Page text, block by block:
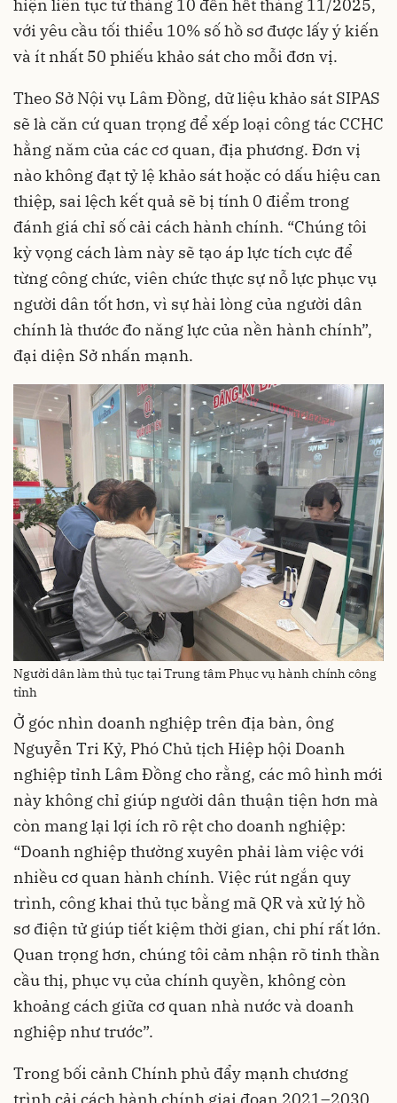
hiện liên tục từ tháng 10 đến hết tháng 11/2025,
với yêu cầu tối thiểu 10% số hồ sơ được lấy ý kiến
và ít nhất 50 phiếu khảo sát cho mỗi đơn vị.
Theo Sở Nội vụ Lâm Đồng, dữ liệu khảo sát SIPAS
sẽ là căn cứ quan trọng để xếp loại công tác CCHC
hằng năm của các cơ quan, địa phương. Đơn vị
nào không đạt tỷ lệ khảo sát hoặc có dấu hiệu can
thiệp, sai lệch kết quả sẽ bị tính 0 điểm trong
đánh giá chỉ số cải cách hành chính. “Chúng tôi
kỳ vọng cách làm này sẽ tạo áp lực tích cực để
từng công chức, viên chức thực sự nỗ lực phục vụ
người dân tốt hơn, vì sự hài lòng của người dân
chính là thước đo năng lực của nền hành chính”,
đại diện Sở nhấn mạnh.
Người dân làm thủ tục tại Trung tâm Phục vụ hành chính công
tỉnh
Ở góc nhìn doanh nghiệp trên địa bàn, ông
Nguyễn Tri Kỷ, Phó Chủ tịch Hiệp hội Doanh
nghiệp tỉnh Lâm Đồng cho rằng, các mô hình mới
này không chỉ giúp người dân thuận tiện hơn mà
còn mang lại lợi ích rõ rệt cho doanh nghiệp:
“Doanh nghiệp thường xuyên phải làm việc với
nhiều cơ quan hành chính. Việc rút ngắn quy
trình, công khai thủ tục bằng mã QR và xử lý hồ
sơ điện tử giúp tiết kiệm thời gian, chi phí rất lớn.
Quan trọng hơn, chúng tôi cảm nhận rõ tinh thần
cầu thị, phục vụ của chính quyền, không còn
khoảng cách giữa cơ quan nhà nước và doanh
nghiệp như trước”.
Trong bối cảnh Chính phủ đẩy mạnh chương
trình cải cách hành chính giai đoạn 2021–2030,